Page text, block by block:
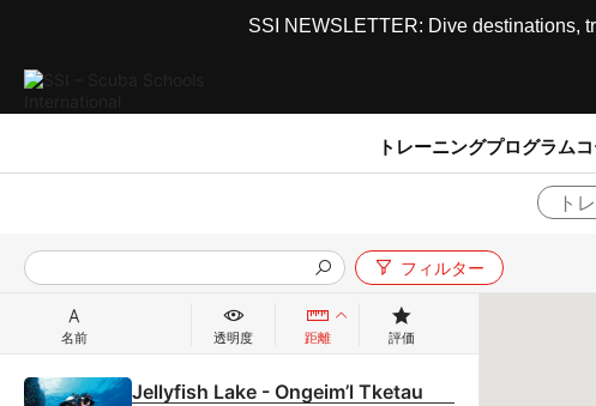
SSI NEWSLETTER: Dive destinations,
トレーニングプログラム
ト
フィルター
名前 透明度 距離 評価
Jellyfish Lake - Ongeim’l Tketau